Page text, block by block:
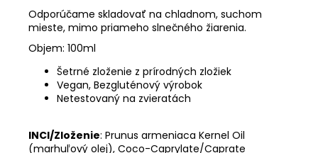
Odporúčame skladovať na chladnom, suchom
mieste, mimo priameho slnečného žiarenia.
Objem: 100ml
Šetrné zloženie z prírodných zložiek
Vegan, Bezgluténový výrobok
Netestovaný na zvieratách
INCI/Zloženie: Prunus armeniaca Kernel Oil
(marhuľový olej), Coco-Caprylate/Caprate